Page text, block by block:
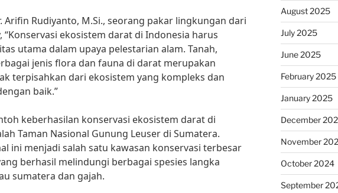
Arifin Rudiyanto, M.Si., seorang pakar lingkungan dari
“Konservasi ekosistem darat di Indonesia harus
utama dalam upaya pelestarian alam. Tanah,
jenis flora dan fauna di darat merupakan
terpisahkan dari ekosistem yang kompleks dan
baik.”
keberhasilan konservasi ekosistem darat di
Taman Nasional Gunung Leuser di Sumatera.
ini menjadi salah satu kawasan konservasi terbesar
berhasil melindungi berbagai spesies langka
sumatera dan gajah.
August 2025
July 2025
June 2025
February 2025
January 2025
December
November
October 2024
September